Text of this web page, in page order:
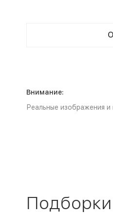
Внимание:
Реальные изображения
Подборки